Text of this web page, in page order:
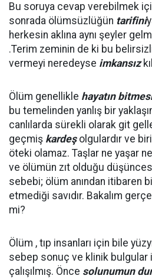
Bu soruya cevap verebilmek
sonrada ölümsüzlüğün tarifini
herkesin aklına aynı şeyler
.Terim zeminin de ki bu
vermeyi neredeyse imkansız
Ölüm genellikle hayatın
bu temelinden yanlış bir
canlılarda sürekli olarak git
geçmiş kardeş olgulardır ve
öteki olamaz. Taşlar ne yaşar
ve ölümün zıt olduğu
sebebi; ölüm anından itibaren
etmediği savıdır. Bakalım
mi?
Ölüm , tıp insanları için bile
sebep sonuç ve klinik bulgular
çalışılmış. Önce solunumun